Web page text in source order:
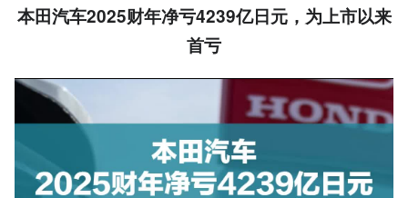
本田汽车2025财年净亏4239亿日元，为上市以来
首亏